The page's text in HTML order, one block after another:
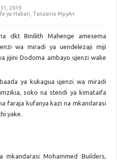
2019
ya Habari ,Tanzania MpyA+
dkt Binilith Mahenge amesema
wa miradi ya uendelezaji miji
jijini Dodoma ambayo ujenzi wake
ya kukagua ujenzi wa miradi
soko na stendi ya kimataifa
faraja kufanya kazi na mkandarasi
yake.
Mohammed Builders,